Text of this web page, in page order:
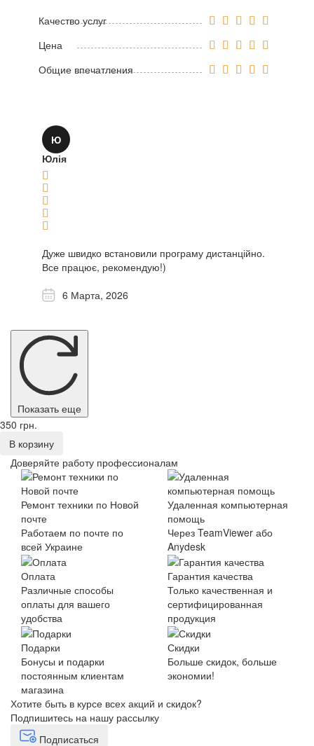
Качество услуг
Цена
Общие впечатления
Ю
Юлія
Дуже швидко встановили програму дистанційно.
Все працює, рекомендую!)
6 Марта, 2026
Показать еще
350 грн.
В корзину
Доверяйте работу профессионалам
Ремонт техники по Новой
почте
Работаем по почте по
всей Украине
Удаленная компьютерная
помощь
Через TeamViewer або
Anydesk
Оплата
Различные способы
оплаты для вашего
удобства
Гарантия качества
Только качественная и
сертифицированная
продукция
Подарки
Бонусы и подарки
постоянным клиентам
магазина
Скидки
Больше скидок, больше
экономии!
Хотите быть в курсе всех акций и скидок?
Подпишитесь на нашу рассылку
Подписаться